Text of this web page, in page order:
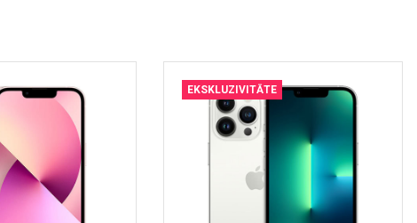
EKSKLUZIVITĀTE